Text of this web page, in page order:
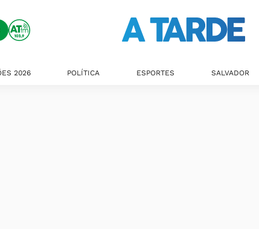
2026 POLÍTICA ESPORTES SALVADOR